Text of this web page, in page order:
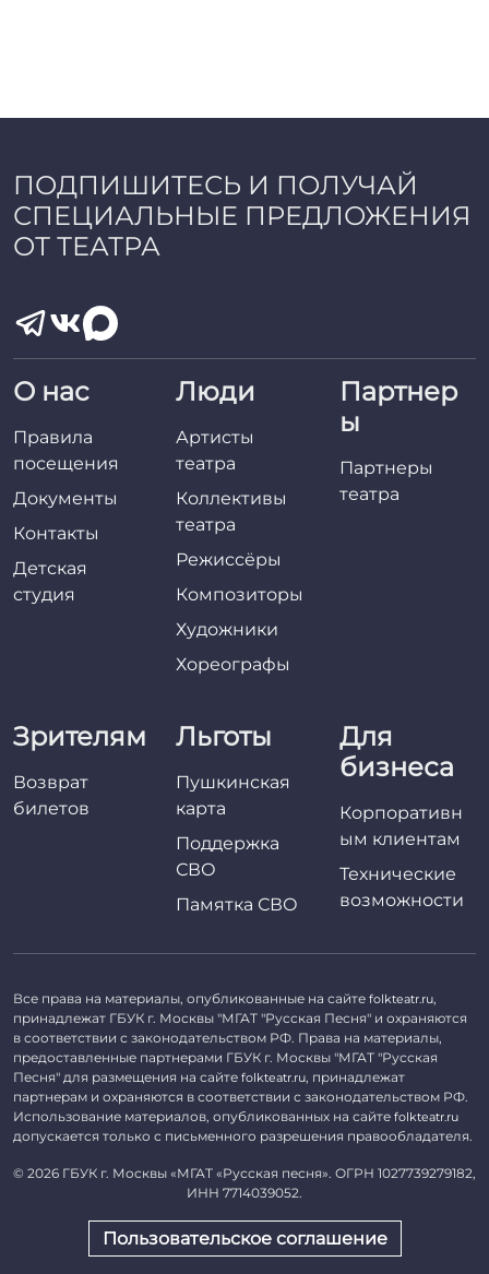
ПОДПИШИТЕСЬ И ПОЛУЧАЙ
СПЕЦИАЛЬНЫЕ ПРЕДЛОЖЕНИЯ
ОТ ТЕАТРА
О нас
Правила
посещения
Документы
Контакты
Детская
студия
Люди
Артисты
театра
Коллективы
театра
Режиссёры
Композиторы
Художники
Хореографы
Партнер
ы
Партнеры
театра
Зрителям
Возврат
билетов
Льготы
Пушкинская
карта
Поддержка
СВО
Памятка СВО
Для
бизнеса
Корпоративн
ым клиентам
Технические
возможности
Все права на материалы, опубликованные на сайте folkteatr.ru,
принадлежат ГБУК г. Москвы "МГАТ "Русская Песня" и охраняются
в соответствии с законодательством РФ. Права на материалы,
предоставленные партнерами ГБУК г. Москвы "МГАТ "Русская
Песня" для размещения на сайте folkteatr.ru, принадлежат
партнерам и охраняются в соответствии с законодательством РФ.
Использование материалов, опубликованных на сайте folkteatr.ru
допускается только с письменного разрешения правообладателя.
© 2026 ГБУК г. Москвы «МГАТ «Русская песня». ОГРН 1027739279182,
ИНН 7714039052.
Пользовательское соглашение